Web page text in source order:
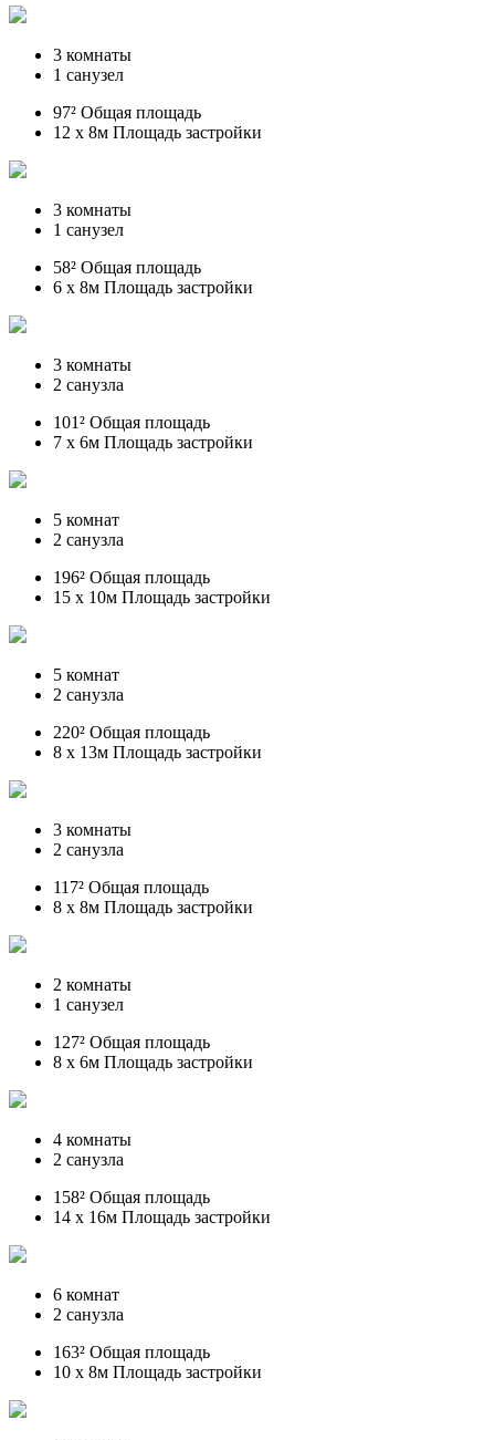
3 комнаты
1 санузел
97² Общая площадь
12 x 8м Площадь застройки
3 комнаты
1 санузел
58² Общая площадь
6 x 8м Площадь застройки
3 комнаты
2 санузла
101² Общая площадь
7 x 6м Площадь застройки
5 комнат
2 санузла
196² Общая площадь
15 x 10м Площадь застройки
5 комнат
2 санузла
220² Общая площадь
8 x 13м Площадь застройки
3 комнаты
2 санузла
117² Общая площадь
8 x 8м Площадь застройки
2 комнаты
1 санузел
127² Общая площадь
8 x 6м Площадь застройки
4 комнаты
2 санузла
158² Общая площадь
14 x 16м Площадь застройки
6 комнат
2 санузла
163² Общая площадь
10 x 8м Площадь застройки